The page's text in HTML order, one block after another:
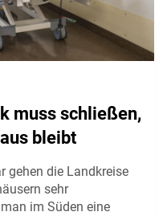
muss schließen,
bleibt
gehen die Landkreise
sehr
im Süden eine